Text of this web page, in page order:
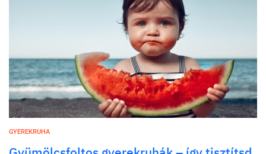
GYEREKRUHA